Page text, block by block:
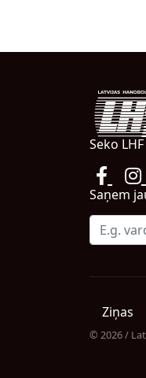
Seko
Saņem
Ziņas
© 2026 /